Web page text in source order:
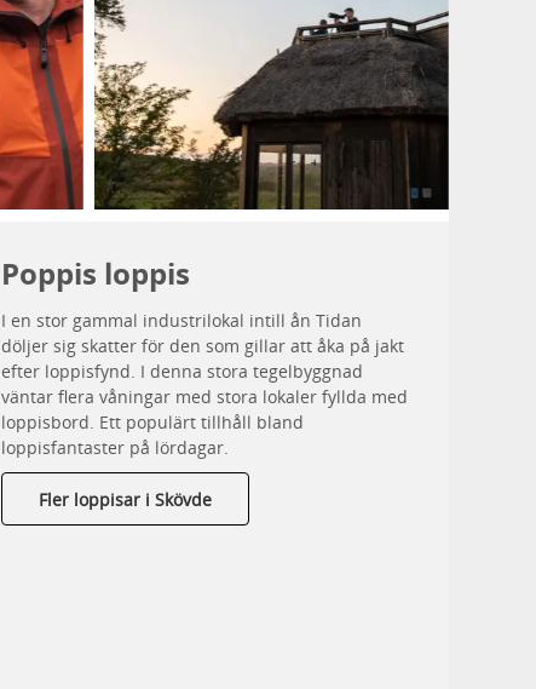
Poppis loppis
I en stor gammal industrilokal intill ån Tidan
döljer sig skatter för den som gillar att åka på jakt
efter loppisfynd. I denna stora tegelbyggnad
väntar flera våningar med stora lokaler fyllda med
loppisbord. Ett populärt tillhåll bland
loppisfantaster på lördagar.
Fler loppisar i Skövde